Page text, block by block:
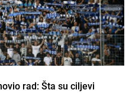
rad: Šta su ciljevi